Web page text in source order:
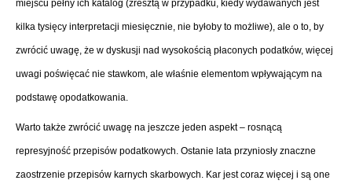
miejscu pełny ich katalog (zresztą w przypadku, kiedy wydawanych jest
kilka tysięcy interpretacji miesięcznie, nie byłoby to możliwe), ale o to, by
zwrócić uwagę, że w dyskusji nad wysokością płaconych podatków, więcej
uwagi poświęcać nie stawkom, ale właśnie elementom wpływającym na
podstawę opodatkowania.
Warto także zwrócić uwagę na jeszcze jeden aspekt – rosnącą
represyjność przepisów podatkowych. Ostanie lata przyniosły znaczne
zaostrzenie przepisów karnych skarbowych. Kar jest coraz więcej i są one